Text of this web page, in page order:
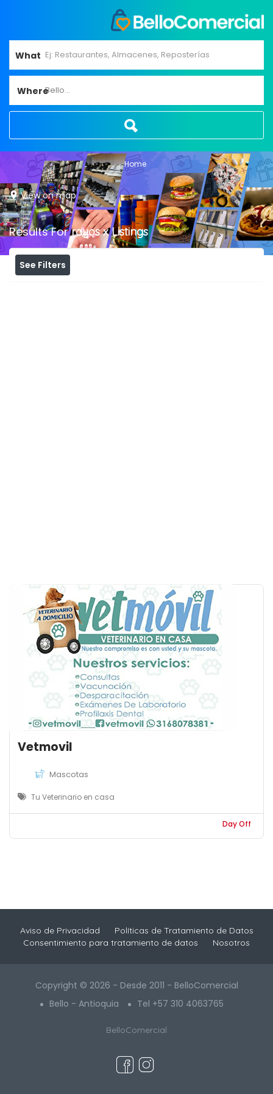
What
WhereBello...
Home
View on map
Results Forrayos x Listings
See Filters
Vetmovil
Mascotas
Tu Veterinario en casa
Day Off
Aviso de Privacidad
Políticas de Tratamiento de Datos
Consentimiento para tratamiento de datos
Nosotros
Copyright © 2026 - Desde 2011 - BelloComercial
Bello - Antioquia
Tel +57 310 4063765
BelloComercial